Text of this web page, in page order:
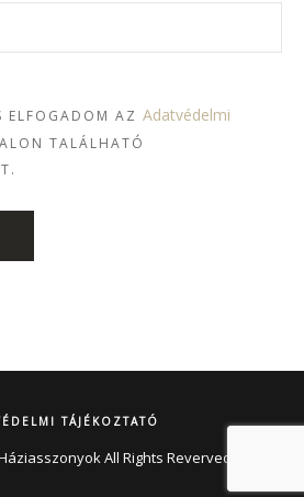
ELFOGADOM AZ Adatvédelmi
TALÁLHATÓ
TÁJÉKOZTATÓ
All Rights Reverved.